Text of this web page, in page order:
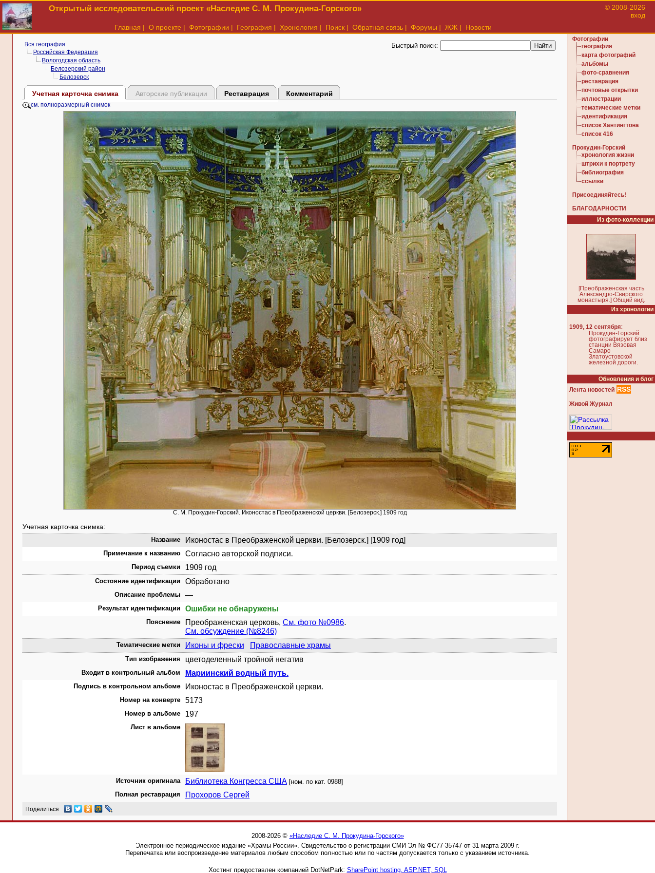
Открытый исследовательский проект «Наследие С. М. Прокудина-Горского»
© 2008-2026
вход
Главная | О проекте | Фотографии | География | Хронология | Поиск | Обратная связь | Форумы | ЖЖ | Новости
Вся география
Российская Федерация
Вологодская область
Белозерский район
Белозерск
Быстрый поиск:
Учетная карточка снимка Авторские публикации Реставрация Комментарий
см. полноразмерный снимок
С. М. Прокудин-Горский. Иконостас в Преображенской церкви. [Белозерск.] 1909 год
Учетная карточка снимка:
Название Иконостас в Преображенской церкви. [Белозерск.] [1909 год]
Примечание к названию Согласно авторской подписи.
Период съемки 1909 год
Состояние идентификации Обработано
Описание проблемы —
Результат идентификации Ошибки не обнаружены
Пояснение Преображенская церковь, См. фото №0986.
См. обсуждение (№8246)
Тематические метки Иконы и фрески Православные храмы
Тип изображения цветоделенный тройной негатив
Входит в контрольный альбом Мариинский водный путь.
Подпись в контрольном альбоме Иконостас в Преображенской церкви.
Номер на конверте 5173
Номер в альбоме 197
Лист в альбоме
Источник оригинала Библиотека Конгресса США [ном. по кат. 0988]
Полная реставрация
Прохоров Сергей
Поделиться
Фотографии
география
карта фотографий
альбомы
фото-сравнения
реставрация
почтовые открытки
иллюстрации
тематические метки
идентификация
список Хантингтона
список 416
Прокудин-Горский
хронология жизни
штрихи к портрету
библиография
ссылки
Присоединяйтесь!
БЛАГОДАРНОСТИ
Из фото-коллекции
[Преображенская часть
Александро-Свирского
монастыря.] Общий вид.
Из хронологии
1909, 12 сентября:
Прокудин-Горский
фотографирует близ
станции Вязовая
Самаро-
Златоустовской
железной дороги.
Обновления и блог
Лента новостей RSS
Живой Журнал
2008-2026 © «Наследие С. М. Прокудина-Горского»
Электронное периодическое издание «Храмы России». Свидетельство о регистрации СМИ Эл № ФС77-35747 от 31 марта 2009 г.
Перепечатка или воспроизведение материалов любым способом полностью или по частям допускается только с указанием источника.
Хостинг предоставлен компанией DotNetPark: SharePoint hosting, ASP.NET, SQL